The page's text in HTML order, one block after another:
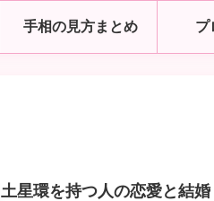
手相の見方まとめ プ
土星環を持つ人の恋愛と結婚